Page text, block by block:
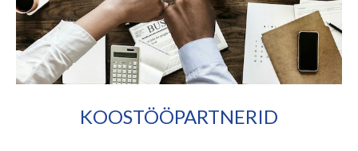
KOOSTÖÖPARTNERID